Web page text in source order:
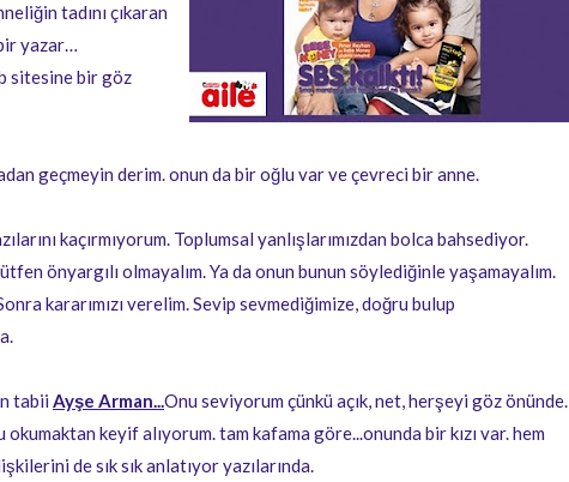
tadını çıkaran
yazar…
sitesine bir göz
geçmeyin derim. onun da bir oğlu var ve çevreci bir anne.
kaçırmıyorum. Toplumsal yanlışlarımızdan bolca bahsediyor.
önyargılı olmayalım. Ya da onun bunun söylediğinle yaşamayalım.
kararımızı verelim. Sevip sevmediğimize, doğru bulup
tabii Ayşe Arman...Onu seviyorum çünkü açık, net, herşeyi göz önünde.
keyif alıyorum. tam kafama göre...onunda bir kızı var. hem
de sık sık anlatıyor yazılarında.